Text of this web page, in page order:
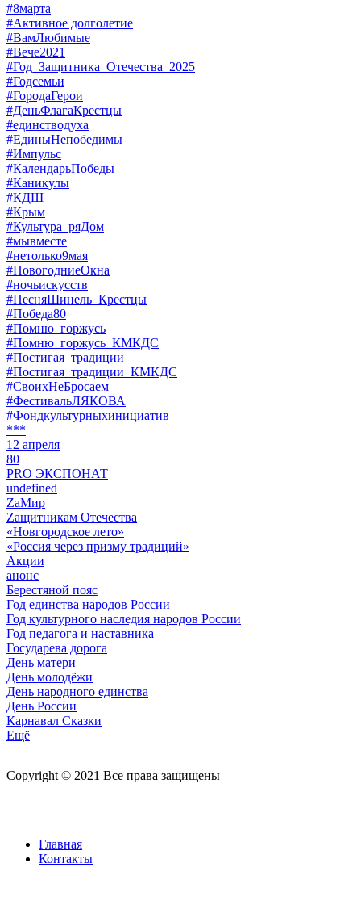
#8марта
#Активное долголетие
#ВамЛюбимые
#Вече2021
#Год_Защитника_Отечества_2025
#Годсемьи
#ГородаГерои
#ДеньФлагаКрестцы
#единстводуха
#ЕдиныНепобедимы
#Импульс
#КалендарьПобеды
#Каникулы
#КДШ
#Крым
#Культура_ряДом
#мывместе
#нетолько9мая
#НовогодниеОкна
#ночьискусств
#ПесняШинель_Крестцы
#Победа80
#Помню_горжусь
#Помню_горжусь_КМКДС
#Постигая_традиции
#Постигая_традиции_КМКДС
#СвоихНеБросаем
#ФестивальЛЯКОВА
#Фондкультурныхинициатив
***
12 апреля
80
PRO ЭКСПОНАТ
undefined
ZaМир
Zащитникам Отечества
«Новгородское лето»
«Россия через призму традиций»
Акции
анонс
Берестяной пояс
Год единства народов России
Год культурного наследия народов России
Год педагога и наставника
Государева дорога
День матери
День молодёжи
День народного единства
День России
Карнавал Сказки
Ещё
Copyright © 2021 Все права защищены
Главная
Контакты